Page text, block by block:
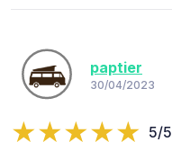
paptier
30/04/2023
5/5